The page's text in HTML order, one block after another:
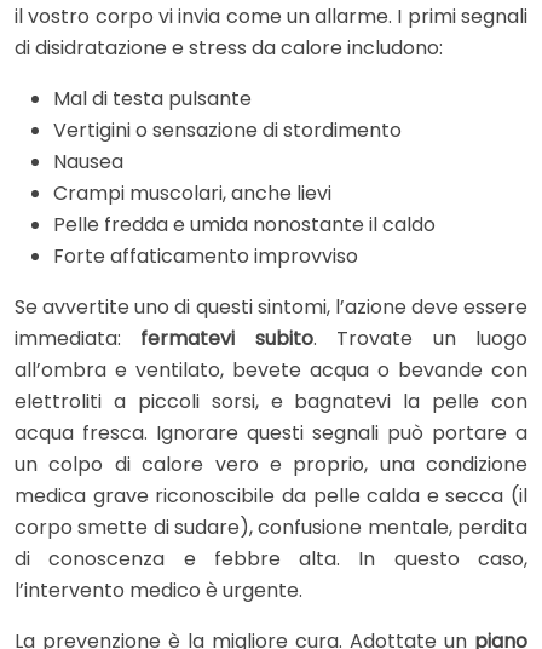
il vostro corpo vi invia come un allarme. I primi segnali
di disidratazione e stress da calore includono:
Mal di testa pulsante
Vertigini o sensazione di stordimento
Nausea
Crampi muscolari, anche lievi
Pelle fredda e umida nonostante il caldo
Forte affaticamento improvviso
Se avvertite uno di questi sintomi, l’azione deve essere
immediata: fermatevi subito. Trovate un luogo
all’ombra e ventilato, bevete acqua o bevande con
elettroliti a piccoli sorsi, e bagnatevi la pelle con
acqua fresca. Ignorare questi segnali può portare a
un colpo di calore vero e proprio, una condizione
medica grave riconoscibile da pelle calda e secca (il
corpo smette di sudare), confusione mentale, perdita
di conoscenza e febbre alta. In questo caso,
l’intervento medico è urgente.
La prevenzione è la migliore cura. Adottate un piano